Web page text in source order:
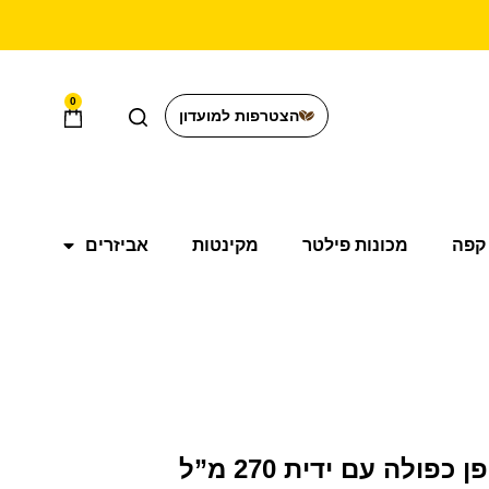
הצטרפות למועדון
0
קפה מכונות פילטר מקינטות אביזרים
עם ידית 270 מ”ל